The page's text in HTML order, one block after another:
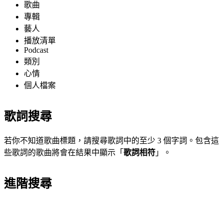
歌曲
專輯
藝人
播放清單
Podcast
類別
心情
個人檔案
歌詞搜尋
若你不知道歌曲標題，請搜尋歌詞中的至少 3 個字詞。包含這
些歌詞的歌曲將會在結果中顯示「 歌詞相符 」。
進階搜尋